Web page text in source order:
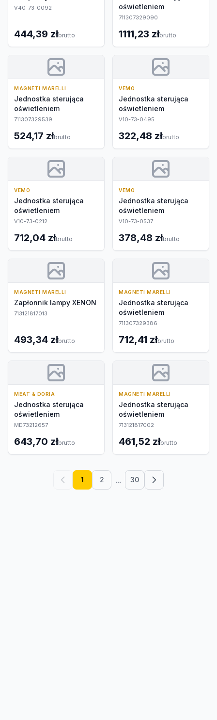
V40-73-0092
444,39 złbrutto
oświetleniem
711307329090
1111,23 złbrutto
MAGNETI MARELLI
Jednostka sterująca
oświetleniem
711307329539
524,17 złbrutto
VEMO
Jednostka sterująca
oświetleniem
V10-73-0495
322,48 złbrutto
VEMO
Jednostka sterująca
oświetleniem
V10-73-0212
712,04 złbrutto
VEMO
Jednostka sterująca
oświetleniem
V10-73-0537
378,48 złbrutto
MAGNETI MARELLI
Zapłonnik lampy XENON
713121817013
493,34 złbrutto
MAGNETI MARELLI
Jednostka sterująca
oświetleniem
711307329386
712,41 złbrutto
MEAT & DORIA
Jednostka sterująca
oświetleniem
MD73212657
643,70 złbrutto
MAGNETI MARELLI
Jednostka sterująca
oświetleniem
713121817002
461,52 złbrutto
1 2 ... 30